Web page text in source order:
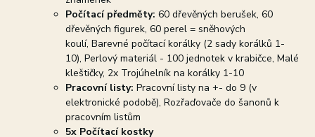
Počítací předměty:60 dřevěných berušek, 60
dřevěných figurek, 60 perel = sněhových
koulí, Barevné počítací korálky (2 sady korálků 1-
10), Perlový materiál - 100 jednotek v krabičce, Malé
kleštičky, 2x Trojúhelník na korálky 1-10
Pracovní listy:Pracovní listy na +- do 9 (v
elektronické podobě), Rozřaďovače do šanonů k
pracovním listům
5x Počítací kostky